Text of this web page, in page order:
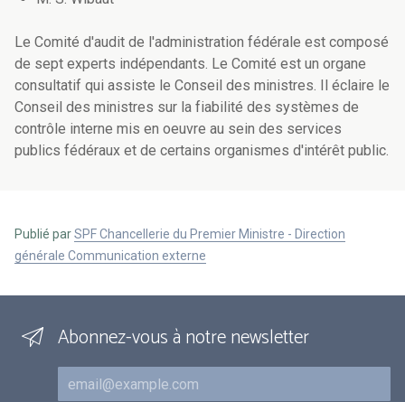
Le Comité d'audit de l'administration fédérale est composé
de sept experts indépendants. Le Comité est un organe
consultatif qui assiste le Conseil des ministres. Il éclaire le
Conseil des ministres sur la fiabilité des systèmes de
contrôle interne mis en oeuvre au sein des services
publics fédéraux et de certains organismes d'intérêt public.
Publié parSPF Chancellerie du Premier Ministre - Direction
générale Communication externe
Abonnez-vous à notre newsletter
Courriel